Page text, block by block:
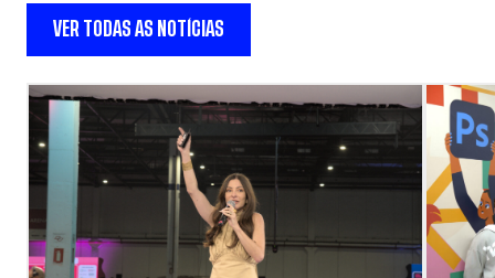
VER TODAS AS NOTÍCIAS